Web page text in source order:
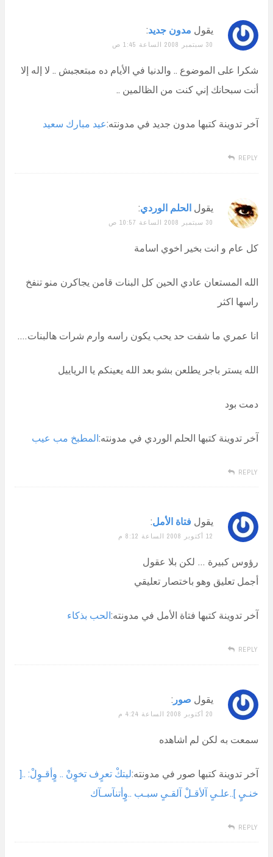
يقول مدون جديد:
30 سبتمبر 2008 الساعة 1:45 ص
شكرا على الموضوع .. والدنيا في الأيام ده مبتعجبش .. لا إله إلا
أنت سبحانك إني كنت من الظالمين ..
آخر تدوينة كتبها مدون جديد في مدونته:عيد مبارك سعيد
REPLY
يقول الحلم الوردي:
30 سبتمبر 2008 الساعة 10:57 ص
كل عام و انت بخير اخوي اسامة
الله المستعان عادي الحين كل البنات قامن يجاكرن منو تنفخ
راسها اكثر
انا عمري ما شفت حد يحب يكون راسه وارم شرات هالبنات….
الله يستر باجر يطلعن بشو بعد الله يعينكم يا الرياييل
دمت بود
آخر تدوينة كتبها الحلم الوردي في مدونته:المطبخ مب عيب
REPLY
يقول فتاة الأمل:
12 أكتوبر 2008 الساعة 8:12 م
رؤوس كبيرة … لكن بلا عقول
أجمل تعليق وهو باختصار تعليقي
آخر تدوينة كتبها فتاة الأمل في مدونته:الحب بذكاء
REPLY
يقول صور :
20 أكتوبر 2008 الساعة 4:24 م
سمعت به لكن لم اشاهده
آخر تدوينة كتبها صور في مدونته:ليتكْ تعرٍف تخوٍنْ .. وٍأقـوٍلْ: ..[
خنـيٍ ]..علـىٍ آلأقـلْ آلقـىٍ سبـب ..وٍأتنآسـآك
REPLY